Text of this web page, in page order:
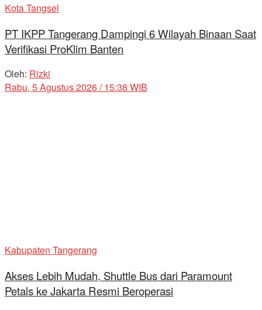
Kota Tangsel
PT IKPP Tangerang Dampingi 6 Wilayah Binaan Saat
Verifikasi ProKlim Banten
Oleh: Rizki
Rabu, 5 Agustus 2026 / 15:38 WIB
Kabupaten Tangerang
Akses Lebih Mudah, Shuttle Bus dari Paramount
Petals ke Jakarta Resmi Beroperasi